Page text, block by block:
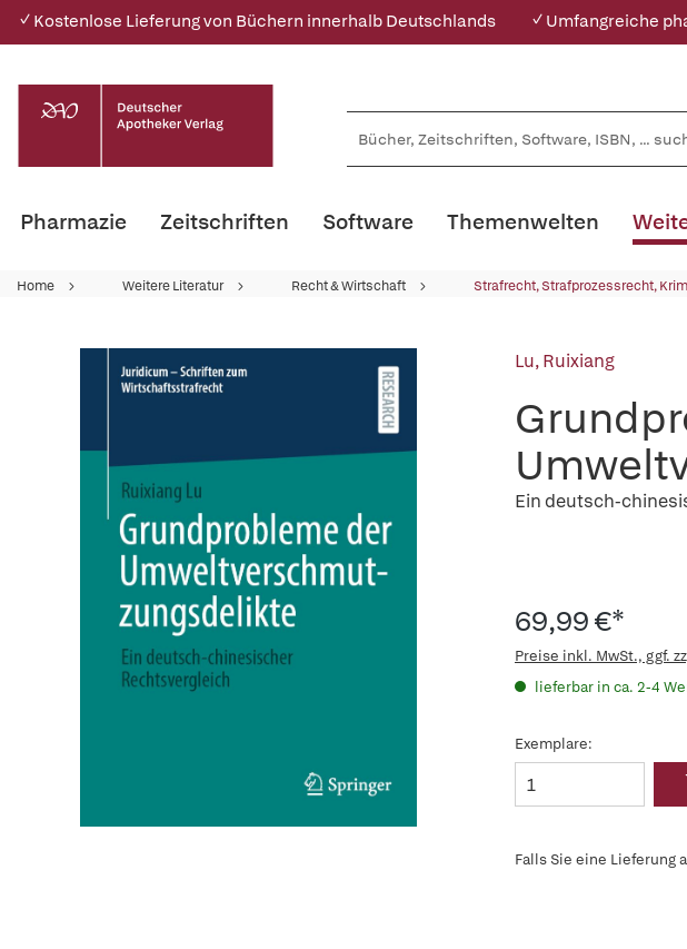
✓ Kostenlose Lieferung von Büchern innerhalb Deutschlands ✓ Umfangreiche
Pharmazie Zeitschriften Software Themenwelten
Home Weitere Literatur Recht & Wirtschaft Strafrecht, Strafprozessrecht,
Lu, Ruixiang
Ein deutsch-
69,99 €*
Preise inkl. MwSt., ggf.
lieferbar in ca. 2-4
Exemplare:
Falls Sie eine Lieferung